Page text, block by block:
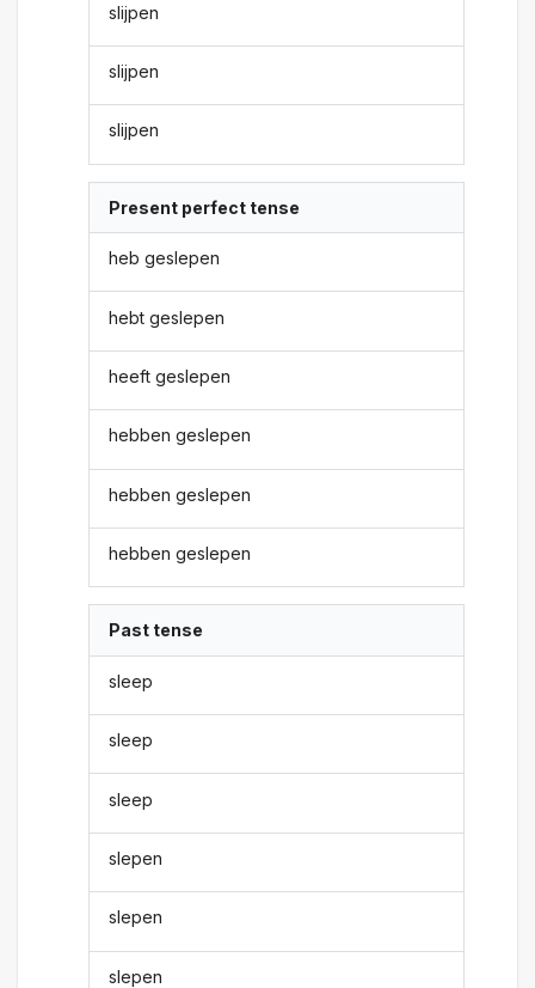
slijpen
slijpen
slijpen
Present perfect tense
heb geslepen
hebt geslepen
heeft geslepen
hebben geslepen
hebben geslepen
hebben geslepen
Past tense
sleep
sleep
sleep
slepen
slepen
slepen